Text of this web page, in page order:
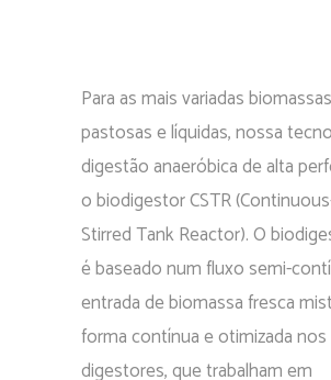
Para as mais variadas
pastosas e líquidas, nossa
digestão anaeróbica de alta
o biodigestor CSTR
Stirred Tank Reactor). O
é baseado num fluxo semi-
entrada de biomassa fresca
forma contínua e otimizada nos
digestores, que trabalham em